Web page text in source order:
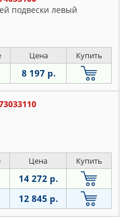
подвески левый
Цена Купить
8 197 р.
Цена Купить
14 272 р.
12 845 р.